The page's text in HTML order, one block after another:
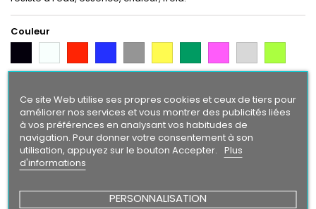
Couleur
ArgentCitron
Finition
Brillant
Mat
14,90 €
Ce site Web utilise ses propres cookies et ceux de tiers pour
améliorer nos services et vous montrer des publicités liées
à vos préférences en analysant vos habitudes de
navigation. Pour donner votre consentement à son
utilisation, appuyez sur le bouton Accepter. Plus
d'informations
PERSONNALISATION